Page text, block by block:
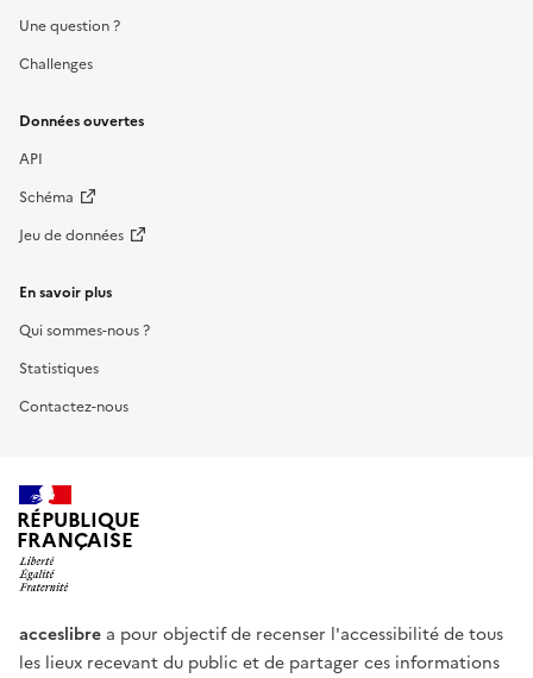
Une question ?
Challenges
Données ouvertes
API
Schéma
Jeu de données
En savoir plus
Qui sommes-nous ?
Statistiques
Contactez-nous
RÉPUBLIQUE
FRANÇAISE
acceslibre a pour objectif de recenser l'accessibilité de tous
les lieux recevant du public et de partager ces informations